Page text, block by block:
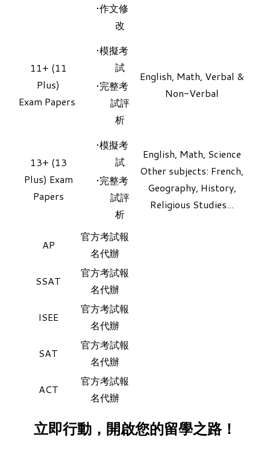
作文修
改​
11+ (11
Plus)
Exam Papers
模擬考
試
​完整考
試評
析
English, Math, Verbal &
Non-Verbal
13+ (13
Plus) Exam
Papers
模擬考
試
​完整考
試評
析
English, Math, Science
Other subjects: French,
Geography, History,
Religious Studies...
AP
官方考試報
名代辦
SSAT
官方考試報
名代辦
ISEE
官方考試報
名代辦
SAT
官方考試報
名代辦
ACT
官方考試報
名代辦
立即行動，開啟您的留學之路！